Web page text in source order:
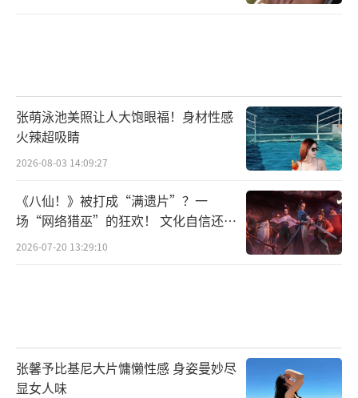
张萌泳池美照让人大饱眼福！身材性感
火辣超吸睛
2026-08-03 14:09:27
《八仙！》被打成“满遗片”？一
场“网络猎巫”的狂欢！ 文化自信还是
焦虑？
2026-07-20 13:29:10
张馨予比基尼大片慵懒性感 身姿曼妙尽
显女人味